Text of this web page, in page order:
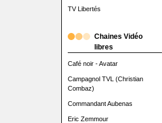
TV Libertés
Chaines Vidéo
libres
Café noir - Avatar
Campagnol TVL (Christian
Combaz)
Commandant Aubenas
Eric Zemmour